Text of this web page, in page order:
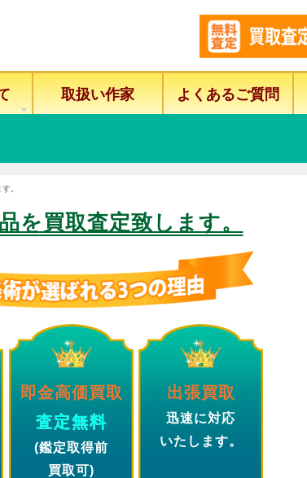
取扱い作家 よくあるご質問
。
を買取査定致します。
即金高価買取
査定無料
(鑑定取得前
買取可)
出張買取
迅速に対応
いたします。